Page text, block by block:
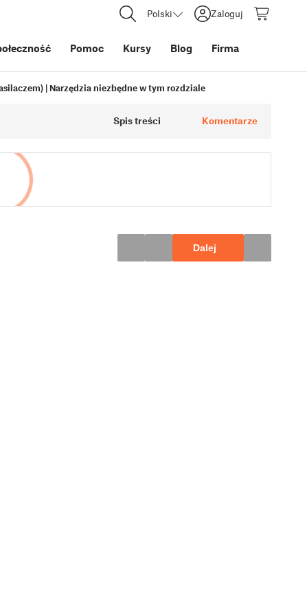
Polski Zaloguj
Pomoc Kursy Blog Firma
| Narzędzia niezbędne w tym rozdziale
Spis treści Komentarze
Dalej